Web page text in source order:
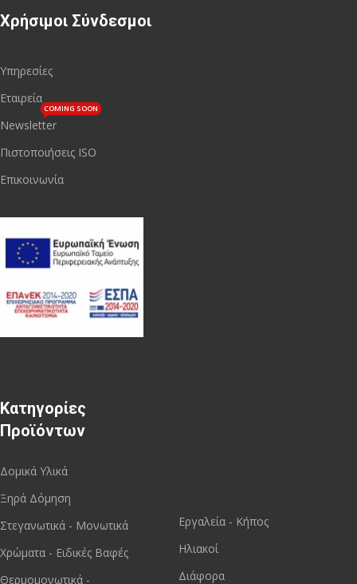
Χρήσιμοι Σύνδεσμοι
Υπηρεσίες
Εταιρεία
Newsletter
COMING SOON
Πιστοποιήσεις ISO
Επικοινωνία
Κατηγορίες
Προϊόντων
Δομικά Υλικά
Ξηρά Δόμηση
Στεγανωτικά - Μονωτικά
Χρώματα - Ειδικές Βαφές
Θερμομονωτικά -
Εργαλεία - Κήπος
Ηλιακοί
Διάφορα